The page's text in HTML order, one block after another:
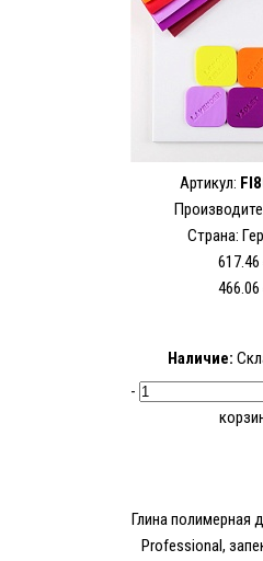
Артикул:
Страна:
Наличие:
-
Глина полимерная
Рrofessional,